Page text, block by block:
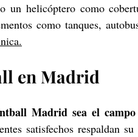
un helicóptero como
como tanques,
en Madrid
Madrid sea el
satisfechos respaldan su